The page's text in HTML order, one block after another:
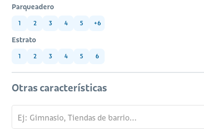
Parqueadero
1 2 3 4 5 +6
Estrato
1 2 3 4 5 6
Otras características